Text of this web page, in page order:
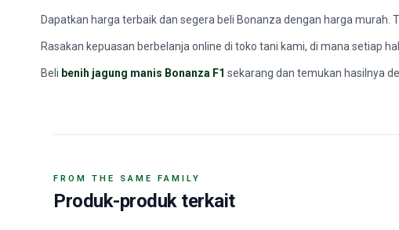
Dapatkan harga terbaik dan segera beli Bonanza dengan harga murah.
Rasakan kepuasan berbelanja online di toko tani kami, di mana setiap
Beli benih jagung manis Bonanza F1 sekarang dan temukan hasilnya
FROM THE SAME FAMILY
Produk-produk terkait